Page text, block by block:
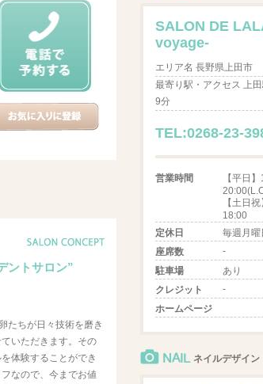
ントサロン”
たちが日々技術を磨き
いただきます。その
体験することができ
なので、今までお値
SALON DE
voyage-
エリア名 長野県上田市
最寄り駅・アクセス 上
9分
TEL:0268-23-
営業時間
【平日
【土日
18:00
定休日
毎週月曜
座席数
-
駐車場
あり
クレジット
-
ホームページ
NAIL ネイルデザイン